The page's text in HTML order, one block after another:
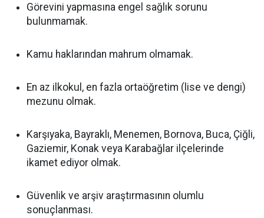
Görevini yapmasına engel sağlık sorunu
bulunmamak.
Kamu haklarından mahrum olmamak.
En az ilkokul, en fazla ortaöğretim (lise ve dengi)
mezunu olmak.
Karşıyaka, Bayraklı, Menemen, Bornova, Buca, Çiğli,
Gaziemir, Konak veya Karabağlar ilçelerinde
ikamet ediyor olmak.
Güvenlik ve arşiv araştırmasının olumlu
sonuçlanması.